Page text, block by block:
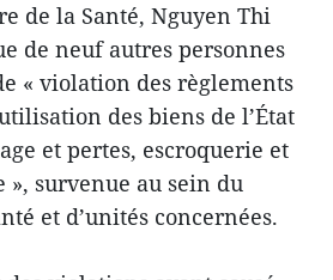
de la Santé, Nguyen Thi
de neuf autres personnes
« violation des règlements
des biens de l’État
et pertes, escroquerie et
», survenue au sein du
et d’unités concernées.